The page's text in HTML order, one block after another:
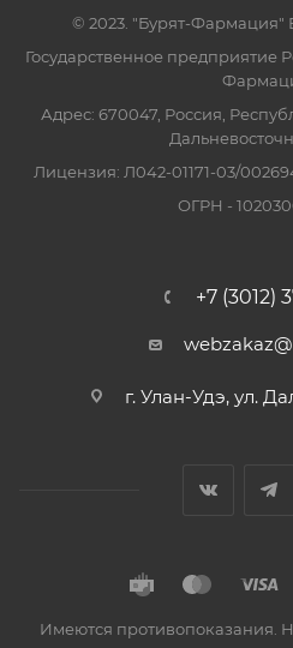
© 2023. "Бурят-
Государственное предприятие
Адрес: 670047, Россия,
Лицензия: Л042-01171-03/
ОГРН -
+7 (3012)
г. Улан-Удэ, ул.
Имеются противопоказания.